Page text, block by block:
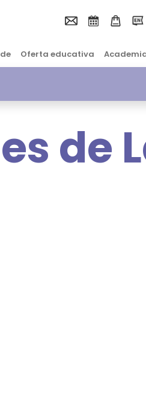
Oferta educativa
de